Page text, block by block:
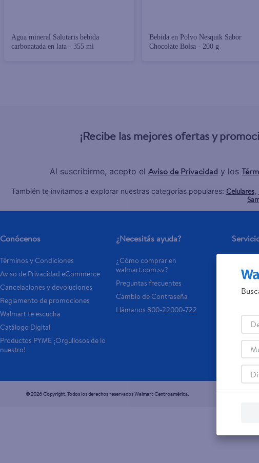
Agua mineral Salutaris bebida
carbonatada en lata - 355 ml
Bebida en Polvo Nesquik Sabor
Chocolate Bolsa - 200 g
¡Recibe las mejores ofertas y
Al suscribirme, acepto el Aviso de Privacidad y los
También te invitamos a explorar nuestras categorías populares: Celulares,
Conócenos
Términos y Condiciones
Aviso de Privacidad eCommerce
Cancelaciones y devoluciones
Reglamento de promociones
Walmart te escucha
Catálogo Digital
Productos PYME ¡Orgullosos de lo
nuestro!
¿Necesitás ayuda?
¿Cómo comprar en
walmart.com.sv?
Preguntas frecuentes
Cambio de Contraseña
Llámanos 800-22000-722
Otros
- Remesas
© 2026 Copyright. Todos los derechos reservados Walmart Centroamérica.